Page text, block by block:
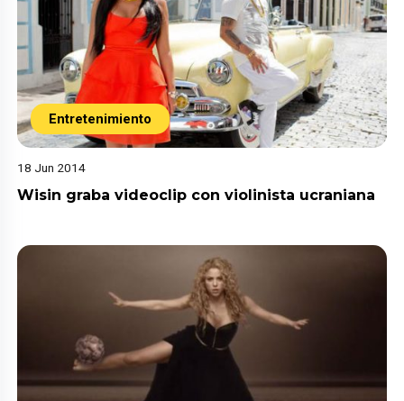
Entretenimiento
18 Jun 2014
Wisin graba videoclip con violinista ucraniana